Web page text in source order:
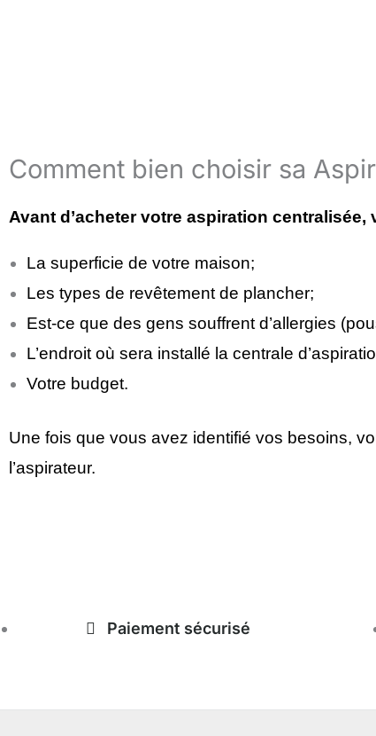
Comment bien choisir sa
Avant d’acheter votre aspiration
La superficie de votre maison;
Les types de revêtement de plancher;
Est-ce que des gens souffrent d’allergies
L’endroit où sera installé la centrale
Votre budget.
Une fois que vous avez identifié vos besoins,
l’aspirateur.
Paiement sécurisé